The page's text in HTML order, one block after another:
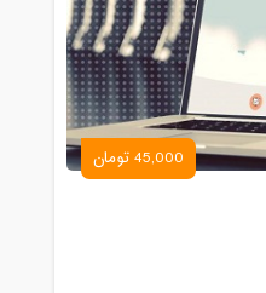
45,000 تومان